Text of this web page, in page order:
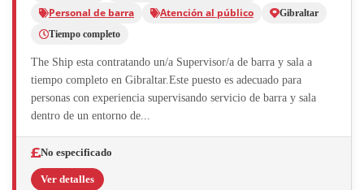
Personal de barra
Atención al público
Gibraltar
Tiempo completo
The Ship esta contratando un/a Supervisor/a de barra y sala a
tiempo completo en Gibraltar.Este puesto es adecuado para
personas con experiencia supervisando servicio de barra y sala
dentro de un entorno de...
No especificado
Ver detalles